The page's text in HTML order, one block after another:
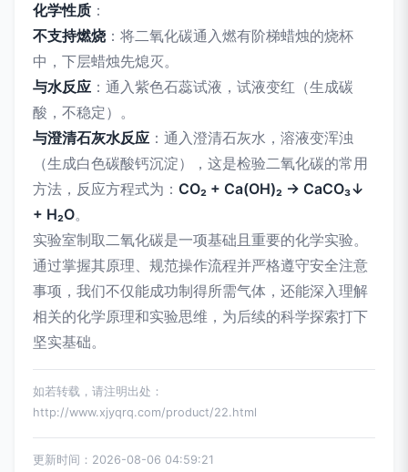
化学性质 ：
不支持燃烧 ：将二氧化碳通入燃有阶梯蜡烛的烧杯
中，下层蜡烛先熄灭。
与水反应 ：通入紫色石蕊试液，试液变红（生成碳
酸，不稳定）。
与澄清石灰水反应 ：通入澄清石灰水，溶液变浑浊
（生成白色碳酸钙沉淀），这是检验二氧化碳的常用
方法，反应方程式为： CO₂ + Ca(OH)₂ → CaCO₃↓
+ H₂O。
实验室制取二氧化碳是一项基础且重要的化学实验。
通过掌握其原理、规范操作流程并严格遵守安全注意
事项，我们不仅能成功制得所需气体，还能深入理解
相关的化学原理和实验思维，为后续的科学探索打下
坚实基础。
如若转载，请注明出处：
http://www.xjyqrq.com/product/22.html
更新时间：2026-08-06 04:59:21